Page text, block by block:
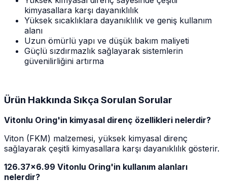
kimyasallara karşı dayanıklılık
Yüksek sıcaklıklara dayanıklılık ve geniş kullanım
alanı
Uzun ömürlü yapı ve düşük bakım maliyeti
Güçlü sızdırmazlık sağlayarak sistemlerin
güvenilirliğini artırma
Ürün Hakkında Sıkça Sorulan Sorular
Vitonlu Oring'in kimyasal direnç özellikleri nelerdir?
Viton (FKM) malzemesi, yüksek kimyasal direnç
sağlayarak çeşitli kimyasallara karşı dayanıklılık gösterir.
126.37x6.99 Vitonlu Oring'in kullanım alanları
nelerdir?